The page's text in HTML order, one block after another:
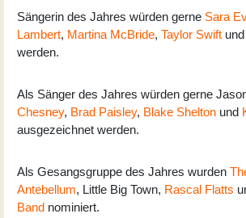
Sängerin des Jahres würden gerne Sara
Lambert, Martina McBride, Taylor Swift und
werden.
Als Sänger des Jahres würden gerne
Chesney, Brad Paisley, Blake Shelton und
ausgezeichnet werden.
Als Gesangsgruppe des Jahres wurden
Antebellum, Little Big Town, Rascal Flatts
Band nominiert.